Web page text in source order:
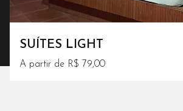
SUÍTES LIGHT
A partir de R$ 79,00